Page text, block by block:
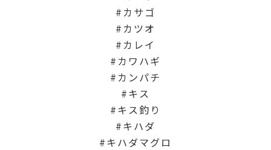
カサゴ
カツオ
カレイ
カワハギ
カンパチ
キス
キス釣り
キハダ
キハダマグロ